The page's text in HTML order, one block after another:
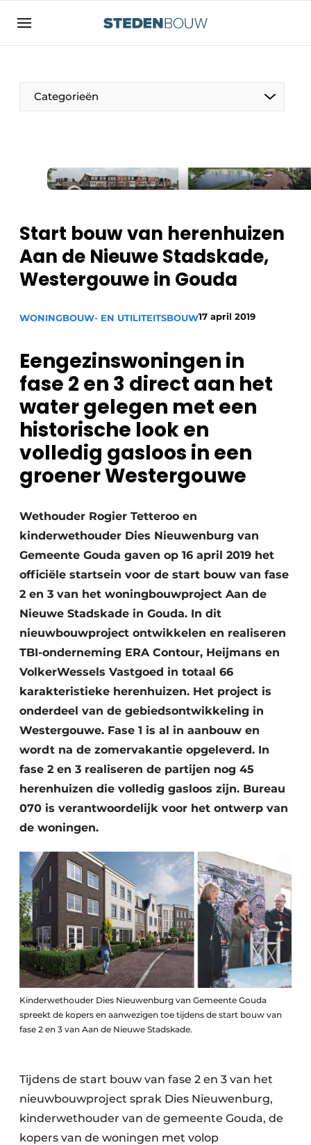
Aanmelden
asset
authlogoff logon
Direct contact
Home
Jaarboek
Meest gelezen
Privacy / Cookie statement
storymetadata
Vacature aanmelden
Vacatures
Video’s
Categorieën
Woning- en utiliteitsbouw
Distributiecentra
Gevels, Daken & Daktuinen
Glas
Modulair bouwen
Start bouw van herenhuizen
Aan de Nieuwe Stadskade,
Westergouwe in Gouda
WONINGBOUW- EN UTILITEITSBOUW17 april 2019
Eengezinswoningen in
fase 2 en 3 direct aan het
water gelegen met een
historische look en
volledig gasloos in een
groener Westergouwe
Wethouder Rogier Tetteroo en
kinderwethouder Dies Nieuwenburg van
Gemeente Gouda gaven op 16 april 2019 het
officiële startsein voor de start bouw van fase
2 en 3 van het woningbouwproject Aan de
Nieuwe Stadskade in Gouda. In dit
nieuwbouwproject ontwikkelen en realiseren
TBI-onderneming ERA Contour, Heijmans en
VolkerWessels Vastgoed in totaal 66
karakteristieke herenhuizen. Het project is
onderdeel van de gebiedsontwikkeling in
Westergouwe. Fase 1 is al in aanbouw en
wordt na de zomervakantie opgeleverd. In
fase 2 en 3 realiseren de partijen nog 45
herenhuizen die volledig gasloos zijn. Bureau
070 is verantwoordelijk voor het ontwerp van
de woningen.
Kinderwethouder Dies Nieuwenburg van Gemeente Gouda
spreekt de kopers en aanwezigen toe tijdens de start bouw van
fase 2 en 3 van Aan de Nieuwe Stadskade.
Tijdens de start bouw van fase 2 en 3 van het
nieuwbouwproject sprak Dies Nieuwenburg,
kinderwethouder van de gemeente Gouda, de
kopers van de woningen met volop